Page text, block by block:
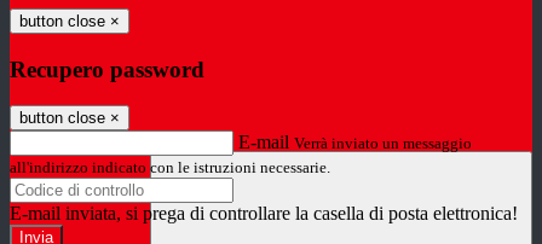
button close ×
Recupero password
button close ×
E-mail Verrà inviato un messaggio
all'indirizzo indicato con le istruzioni necessarie.
E-mail inviata, si prega di controllare la casella di posta elettronica!